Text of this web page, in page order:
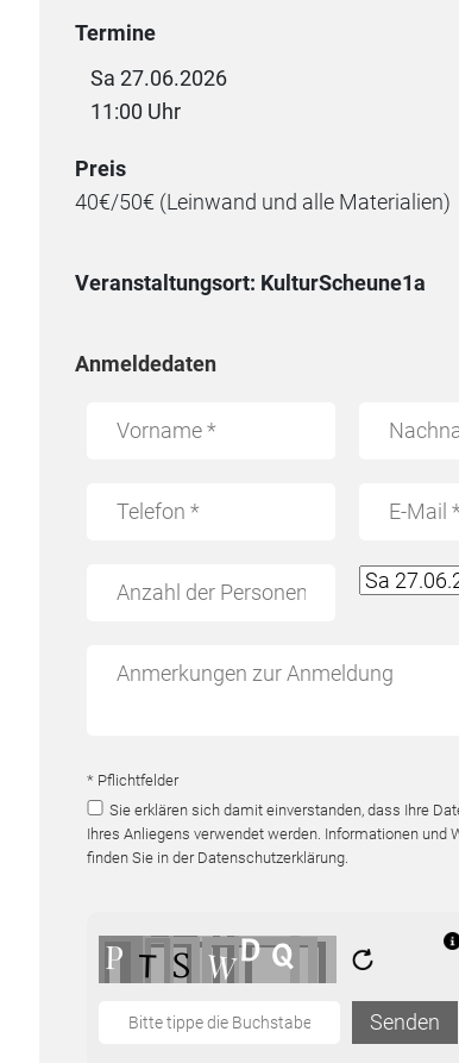
Termine
Sa 27.06.2026
11:00 Uhr
Preis
40€/50€ (Leinwand und alle Materialien)
Veranstaltungsort: KulturScheune1a
Anmeldedaten
* Pflichtfelder
Sie erklären sich damit einverstanden, dass Ihre
Ihres Anliegens verwendet werden. Informationen und
finden Sie in der Datenschutzerklärung.
Senden